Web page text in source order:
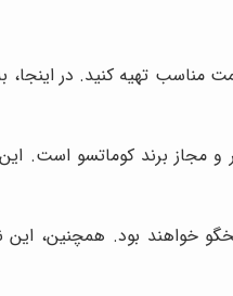
مناسب تهیه کنید. در
مجاز برند کوماتسو است. این
خواهند بود. همچنین،